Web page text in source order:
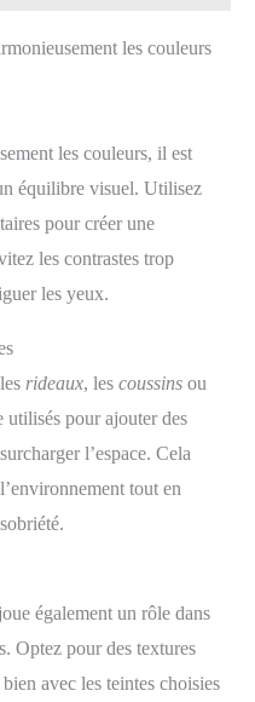
les couleurs
les couleurs, il est
équilibre visuel. Utilisez
pour créer une
les contrastes trop
les yeux.
rideaux, les coussins ou
utilisés pour ajouter des
l’espace. Cela
tout en
également un rôle dans
Optez pour des textures
avec les teintes choisies